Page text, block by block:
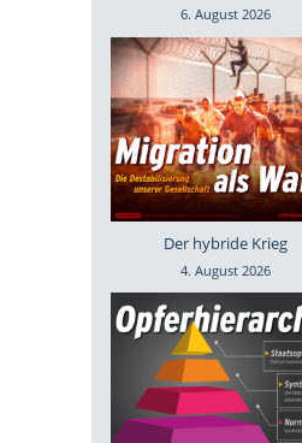
6. August 2026
Der hybride Krieg
4. August 2026